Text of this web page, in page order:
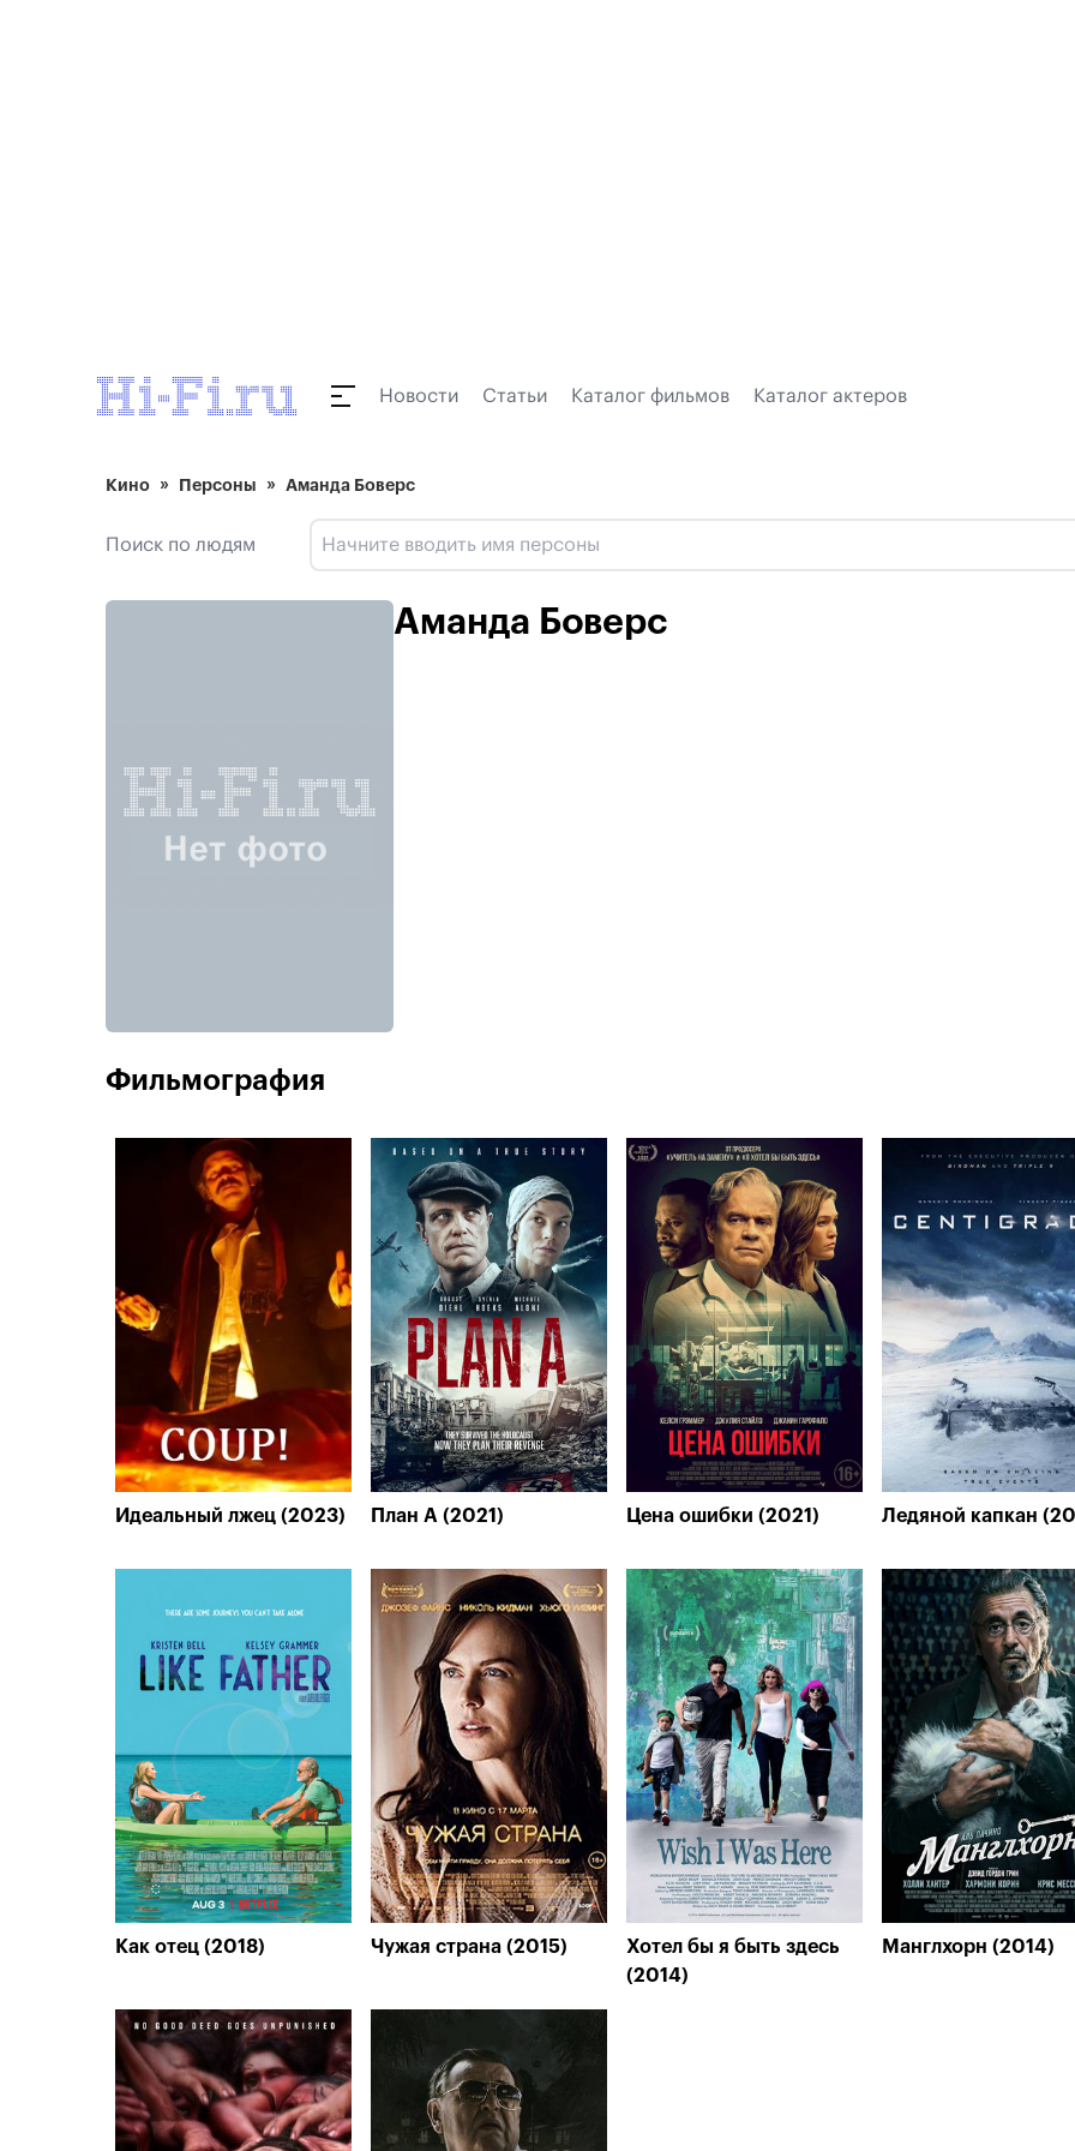
Новости Статьи Каталог фильмов Каталог актеров
Кино Персоны Аманда Боверс
Поиск по людям
Аманда Боверс
Фильмография
Идеальный лжец (2023) План А (2021) Цена ошибки (2021) Ледяной капкан
Как отец (2018) Чужая страна (2015)
Хотел бы я быть здесь
(2014)
Манглхорн (2014)